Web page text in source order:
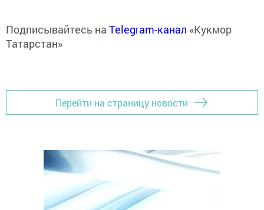
Подписывайтесь на Telegram-канал «Кукмор
Татарстан»
Перейти на страницу новости